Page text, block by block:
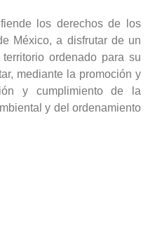
los derechos de los
México, a disfrutar de un
ordenado para su
mediante la promoción y
y cumplimiento de la
y del ordenamiento